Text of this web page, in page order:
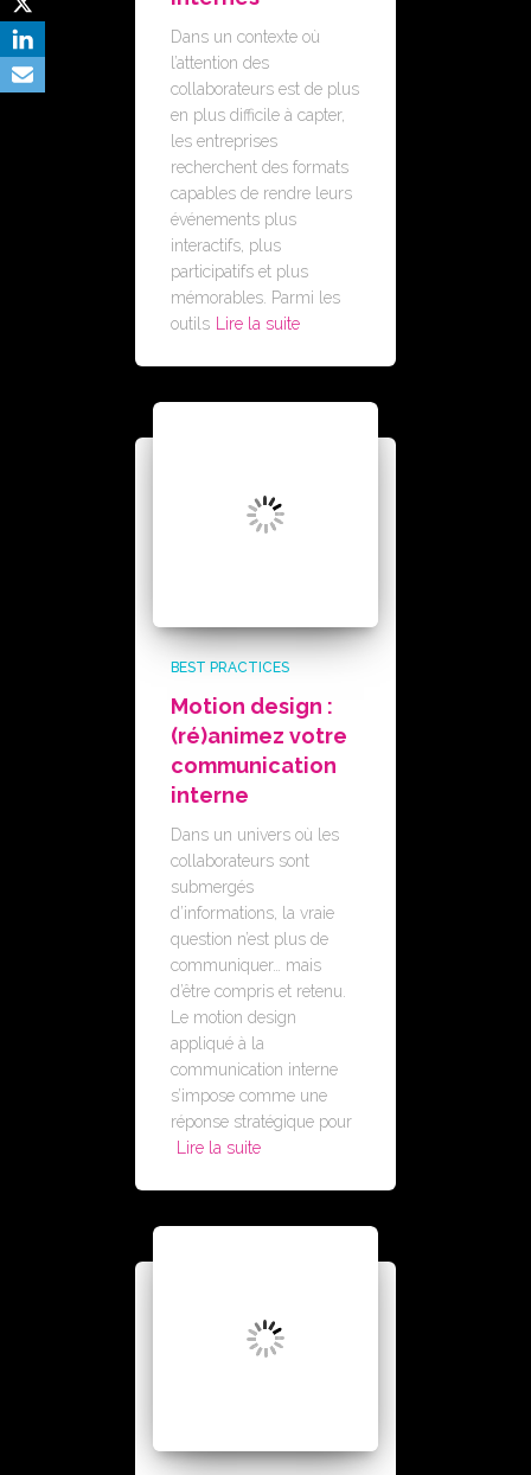
Dans un contexte où
l’attention des
collaborateurs est de plus
en plus difficile à capter,
les entreprises
recherchent des formats
capables de rendre leurs
événements plus
interactifs, plus
participatifs et plus
mémorables. Parmi les
outils
Lire la suite
BEST PRACTICES
Motion design :
(ré)animez votre
communication
interne
Dans un univers où les
collaborateurs sont
submergés
d’informations, la vraie
question n’est plus de
communiquer… mais
d’être compris et retenu.
Le motion design
appliqué à la
communication interne
s’impose comme une
réponse stratégique pour
Lire la suite